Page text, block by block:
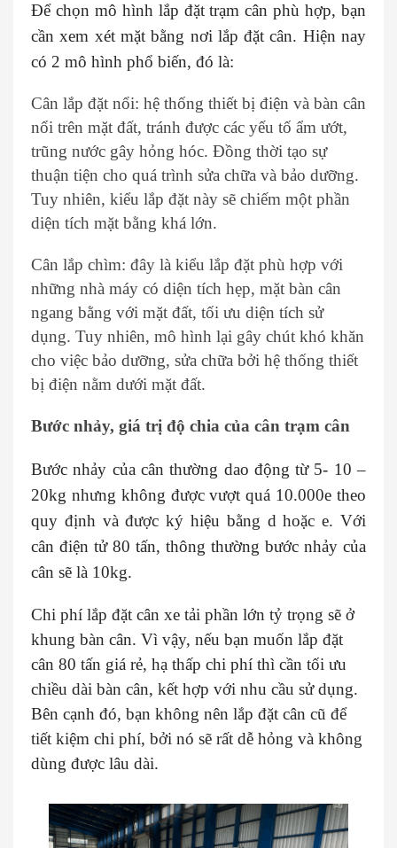
Để chọn mô hình lắp đặt trạm cân phù hợp, bạn
cần xem xét mặt bằng nơi lắp đặt cân. Hiện nay
có 2 mô hình phổ biến, đó là:
Cân lắp đặt nổi: hệ thống thiết bị điện và bàn cân
nổi trên mặt đất, tránh được các yếu tố ẩm ướt,
trũng nước gây hỏng hóc. Đồng thời tạo sự
thuận tiện cho quá trình sửa chữa và bảo dưỡng.
Tuy nhiên, kiểu lắp đặt này sẽ chiếm một phần
diện tích mặt bằng khá lớn.
Cân lắp chìm: đây là kiểu lắp đặt phù hợp với
những nhà máy có diện tích hẹp, mặt bàn cân
ngang bằng với mặt đất, tối ưu diện tích sử
dụng. Tuy nhiên, mô hình lại gây chút khó khăn
cho việc bảo dưỡng, sửa chữa bởi hệ thống thiết
bị điện nằm dưới mặt đất.
Bước nhảy, giá trị độ chia của cân trạm cân
Bước nhảy của cân thường dao động từ 5- 10 –
20kg nhưng không được vượt quá 10.000e theo
quy định và được ký hiệu bằng d hoặc e. Với
cân điện tử 80 tấn, thông thường bước nhảy của
cân sẽ là 10kg.
Chi phí lắp đặt cân xe tải phần lớn tỷ trọng sẽ ở
khung bàn cân. Vì vậy, nếu bạn muốn lắp đặt
cân 80 tấn giá rẻ, hạ thấp chi phí thì cần tối ưu
chiều dài bàn cân, kết hợp với nhu cầu sử dụng.
Bên cạnh đó, bạn không nên lắp đặt cân cũ để
tiết kiệm chi phí, bởi nó sẽ rất dễ hỏng và không
dùng được lâu dài.